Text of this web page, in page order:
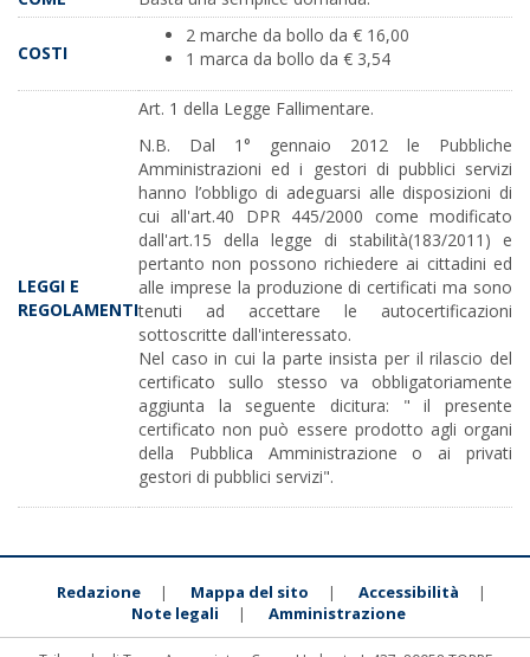
COSTI
2 marche da bollo da € 16,00
1 marca da bollo da € 3,54
LEGGI E
REGOLAMENTI
Art. 1 della Legge Fallimentare.
N.B. Dal 1° gennaio 2012 le Pubbliche
Amministrazioni ed i gestori di pubblici servizi
hanno l’obbligo di adeguarsi alle disposizioni di
cui all'art.40 DPR 445/2000 come modificato
dall'art.15 della legge di stabilità(183/2011) e
pertanto non possono richiedere ai cittadini ed
alle imprese la produzione di certificati ma sono
tenuti ad accettare le autocertificazioni
sottoscritte dall'interessato.
Nel caso in cui la parte insista per il rilascio del
certificato sullo stesso va obbligatoriamente
aggiunta la seguente dicitura: " il presente
certificato non può essere prodotto agli organi
della Pubblica Amministrazione o ai privati
gestori di pubblici servizi".
Redazione | Mappa del sito | Accessibilità |
Note legali | Amministrazione